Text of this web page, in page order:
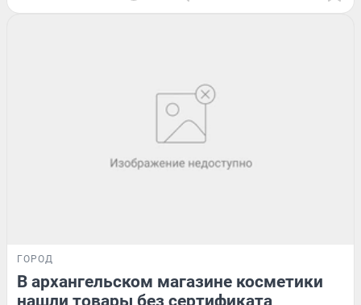
ГОРОД
В архангельском магазине косметики
нашли товары без сертификата